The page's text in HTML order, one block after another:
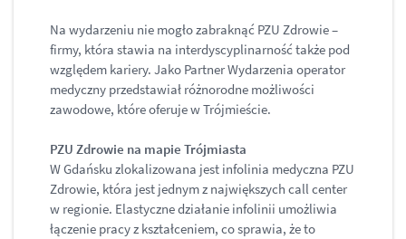
Na wydarzeniu nie mogło zabraknąć PZU Zdrowie –
firmy, która stawia na interdyscyplinarność także pod
względem kariery. Jako Partner Wydarzenia operator
medyczny przedstawiał różnorodne możliwości
zawodowe, które oferuje w Trójmieście.
PZU Zdrowie na mapie Trójmiasta
W Gdańsku zlokalizowana jest infolinia medyczna PZU
Zdrowie, która jest jednym z największych call center
w regionie. Elastyczne działanie infolinii umożliwia
łączenie pracy z kształceniem, co sprawia, że to